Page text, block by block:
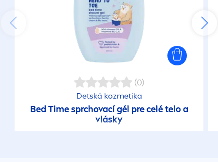
(0)
Detská kozmetika
Bed Time sprchovací gél pre celé telo a
vlásky